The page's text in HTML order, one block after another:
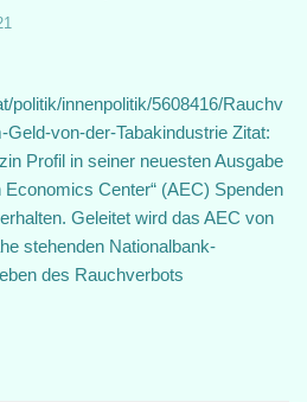
politik/innenpolitik/5608416/Rauchv
von-der-Tabakindustrie Zitat:
Profil in seiner neuesten Ausgabe
Economics Center“ (AEC) Spenden
Geleitet wird das AEC von
stehenden Nationalbank-
des Rauchverbots